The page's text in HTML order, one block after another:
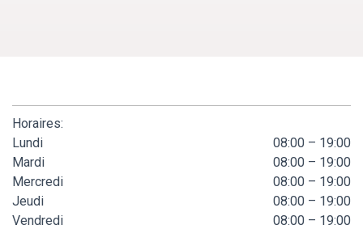
Horaires:
Lundi
08:00 – 19:00
Mardi
08:00 – 19:00
Mercredi
08:00 – 19:00
Jeudi
08:00 – 19:00
Vendredi
08:00 – 19:00